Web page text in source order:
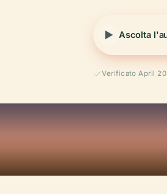
Ascolta
Verificato April